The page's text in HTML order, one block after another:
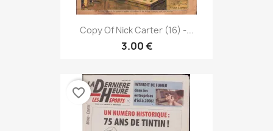
Copy Of Nick Carter (16) -...
3.00 €
favorite_border